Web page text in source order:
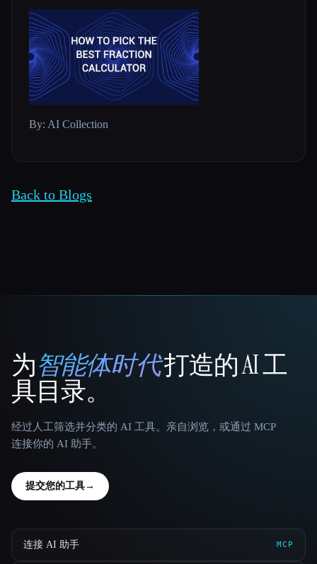
By: AI Collection
Back to Blogs
That AI Collection
为智能体时代打造的 AI 工
具目录。
经过人工筛选并分类的 AI 工具。亲自浏览，或通过 MCP
连接你的 AI 助手。
提交您的工具→
连接 AI 助手 MCP